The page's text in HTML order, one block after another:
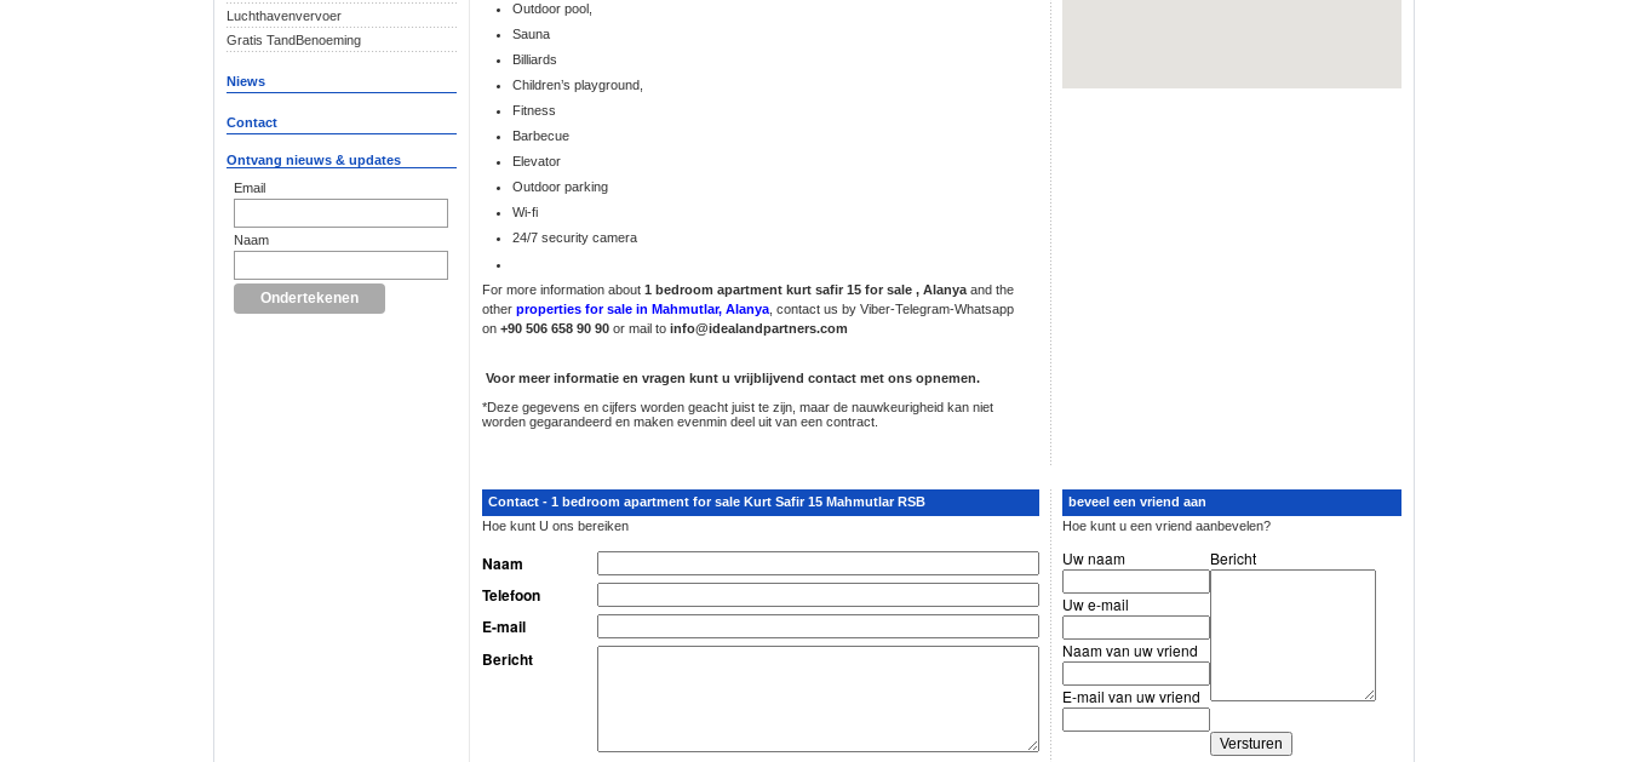
Luchthavenvervoer
Gratis TandBenoeming
Niews
Contact
Ontvang nieuws & updates
Email
Naam
Outdoor pool,
Sauna
Billiards
Children’s playground,
Fitness
Barbecue
Elevator
Outdoor parking
Wi-fi
24/7 security camera
For more information about 1 bedroom apartment kurt safir 15 for sale , Alanya and the
other properties for sale in Mahmutlar, Alanya , contact us by Viber-Telegram-Whatsapp
on +90 506 658 90 90 or mail to info@idealandpartners.com
Voor meer informatie en vragen kunt u vrijblijvend contact met ons opnemen.
*Deze gegevens en cijfers worden geacht juist te zijn, maar de nauwkeurigheid kan niet
worden gegarandeerd en maken evenmin deel uit van een contract.
Contact - 1 bedroom apartment for sale Kurt Safir 15 Mahmutlar RSB
Hoe kunt U ons bereiken
Naam
Telefoon
E-mail
Bericht
beveel een vriend aan
Hoe kunt u een vriend aanbevelen?
Uw naam
Uw e-mail
Naam van uw vriend
E-mail van uw vriend
Bericht